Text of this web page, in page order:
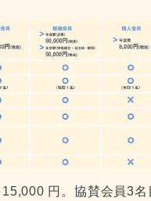
円。協賛会員3名